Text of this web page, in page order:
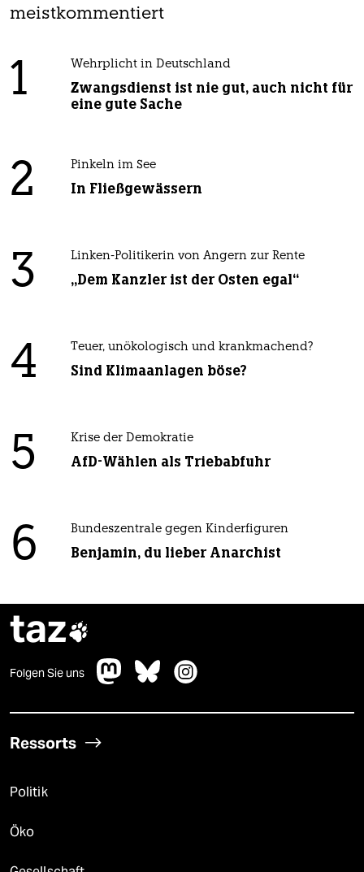
meistkommentiert
1 Wehrplicht in Deutschland
Zwangsdienst ist nie gut, auch nicht für
eine gute Sache
2 Pinkeln im See
In Fließgewässern
3 Linken-Politikerin von Angern zur Rente
„Dem Kanzler ist der Osten egal“
4 Teuer, unökologisch und krankmachend?
Sind Klimaanlagen böse?
5 Krise der Demokratie
AfD-Wählen als Triebabfuhr
6 Bundeszentrale gegen Kinderfiguren
Benjamin, du lieber Anarchist
taz
Folgen Sie uns
Ressorts
Politik
Öko